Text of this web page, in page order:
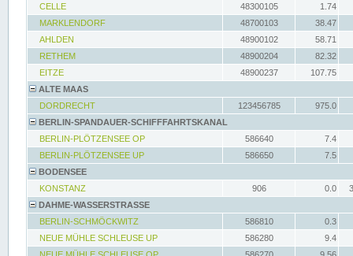
CELLE
48300105
1.74
MARKLENDORF
48700103
38.47
AHLDEN
48900102
58.71
RETHEM
48900204
82.32
EITZE
48900237
107.75
ALTE MAAS
DORDRECHT
123456785
975.0
BERLIN-SPANDAUER-SCHIFFFAHRTSKANAL
BERLIN-PLÖTZENSEE OP
586640
7.4
BERLIN-PLÖTZENSEE UP
586650
7.5
BODENSEE
KONSTANZ
906 0.0
DAHME-WASSERSTRASSE
BERLIN-SCHMÖCKWITZ
586810
0.3
NEUE MÜHLE SCHLEUSE UP
586280
9.4